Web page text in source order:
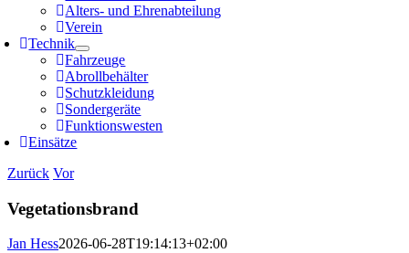
Alters- und Ehrenabteilung
Verein
Technik
Fahrzeuge
Abrollbehälter
Schutzkleidung
Sondergeräte
Funktionswesten
Einsätze
Zurück Vor
Vegetationsbrand
Jan Hess2026-06-28T19:14:13+02:00